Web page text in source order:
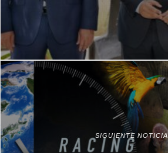
SIGUIENTE NOTICIA